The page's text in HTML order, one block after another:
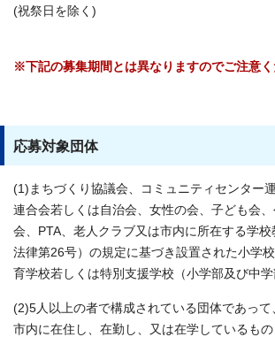
(祝祭日を除く)
※下記の募集期間とは異なりますのでご注意く
応募対象団体
(1)まちづくり協議会、コミュニティセンター
連合会若しくは自治会、女性の会、子ども会
会、PTA、老人クラブ又は市内に所在する学
法律第26号）の規定に基づき設置された小学
育学校若しくは特別支援学校（小学部及び中学
(2)5人以上の者で構成されている団体であっ
市内に在住し、在勤し、又は在学しているもの